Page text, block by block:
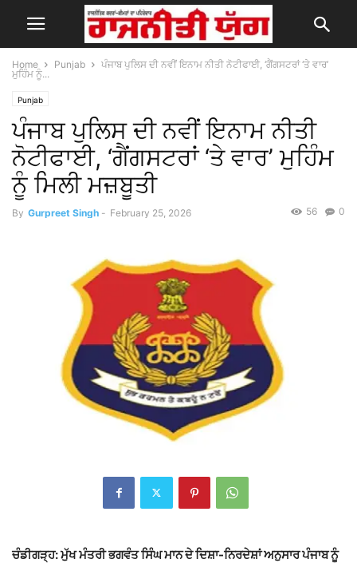
Home Punjab
ਪੰਜਾਬ ਪੁਲਿਸ ਦੀ ਨਵੀਂ ਇਨਾਮ ਨੀਤੀ ਨੋਟੀਫਾਈ, ‘ਗੈਂਗਸਟਰਾਂ ‘ਤੇ ਵਾਰ’
ਮੁਹਿੰਮ ਨੂੰ...
Punjab
ਪੰਜਾਬ ਪੁਲਿਸ ਦੀ ਨਵੀਂ ਇਨਾਮ ਨੀਤੀ
ਨੋਟੀਫਾਈ, ‘ਗੈਂਗਸਟਰਾਂ ‘ਤੇ ਵਾਰ’ ਮੁਹਿੰਮ
ਨੂੰ ਮਿਲੀ ਮਜ਼ਬੂਤੀ
By Gurpreet Singh - February 25, 2026 0
56
ਚੰਡੀਗੜ੍ਹ:ਮੁੱਖ ਮੰਤਰੀਭਗਵੰਤ ਸਿੰਘ ਮਾਨਦੇ ਦਿਸ਼ਾ-ਨਿਰਦੇਸ਼ਾਂ ਅਨੁਸਾਰ ਪੰਜਾਬ ਨੂੰ